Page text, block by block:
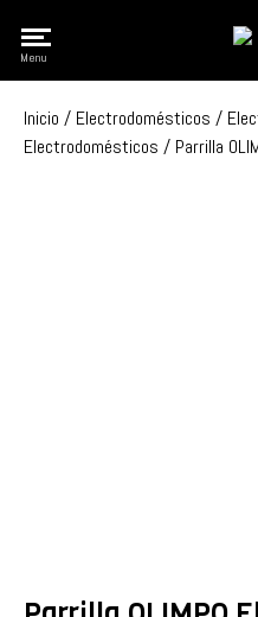
Menu
Inicio / Electrodomésticos /
Electrodomésticos / Parrilla